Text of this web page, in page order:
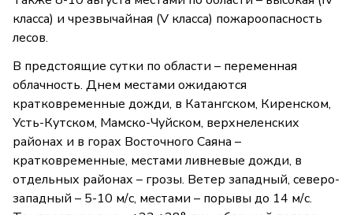
класса) и чрезвычайная (V класса) пожароопасность
лесов.
В предстоящие сутки по области – переменная
облачность. Днем местами ожидаются
кратковременные дожди, в Катангском, Киренском,
Усть-Кутском, Мамско-Чуйском, верхнеленских
районах и в горах Восточного Саяна –
кратковременные, местами ливневые дожди, в
отдельных районах – грозы. Ветер западный, северо-
западный – 5-10 м/с, местами – порывы до 14 м/с.